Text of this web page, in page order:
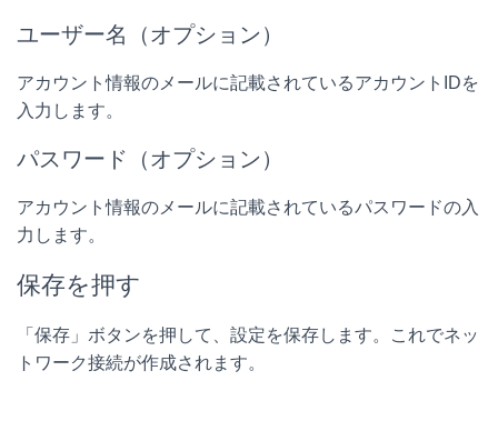
ユーザー名（オプション）
アカウント情報のメールに記載されているアカウントIDを
入力します。
パスワード（オプション）
アカウント情報のメールに記載されているパスワードの入
力します。
保存を押す
「保存」ボタンを押して、設定を保存します。これでネッ
トワーク接続が作成されます。